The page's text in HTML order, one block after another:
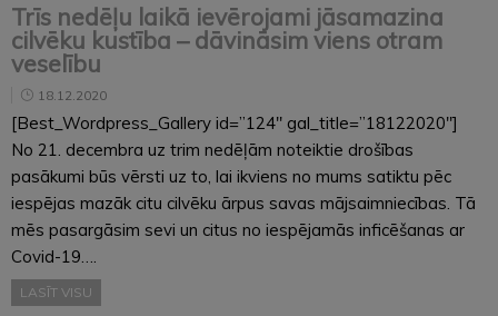
Trīs nedēļu laikā ievērojami jāsamazina
cilvēku kustība – dāvināsim viens otram
veselību
18.12.2020
[Best_Wordpress_Gallery id=”124″ gal_title=”18122020″]
No 21. decembra uz trim nedēļām noteiktie drošības
pasākumi būs vērsti uz to, lai ikviens no mums satiktu pēc
iespējas mazāk citu cilvēku ārpus savas mājsaimniecības. Tā
mēs pasargāsim sevi un citus no iespējamās inficēšanas ar
Covid-19….
LASĪT VISU